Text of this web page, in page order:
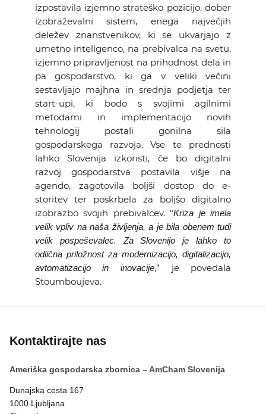
izpostavila izjemno strateško pozicijo, dober
izobraževalni sistem, enega največjih
deležev znanstvenikov, ki se ukvarjajo z
umetno inteligenco, na prebivalca na svetu,
izjemno pripravljenost na prihodnost dela in
pa gospodarstvo, ki ga v veliki večini
sestavljajo majhna in srednja podjetja ter
start-upi, ki bodo s svojimi agilnimi
metodami in implementacijo novih
tehnologij postali gonilna sila
gospodarskega razvoja. Vse te prednosti
lahko Slovenija izkoristi, če bo digitalni
razvoj gospodarstva postavila višje na
agendo, zagotovila boljši dostop do e-
storitev ter poskrbela za boljšo digitalno
izobrazbo svojih prebivalcev. “Kriza je imela
velik vpliv na naša življenja, a je bila obenem tudi
velik pospeševalec. Za Slovenijo je lahko to
odlična priložnost za modernizacijo, digitalizacijo,
avtomatizacijo in inovacije,” je povedala
Stoumboujeva.
Kontaktirajte nas
Ameriška gospodarska zbornica – AmCham Slovenija
Dunajska cesta 167
1000 Ljubljana